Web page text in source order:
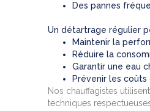
Des pannes
Un détartrage régulier
Maintenir la
Réduire la
Garantir une eau
Prévenir les
Nos chauffagistes
techniques